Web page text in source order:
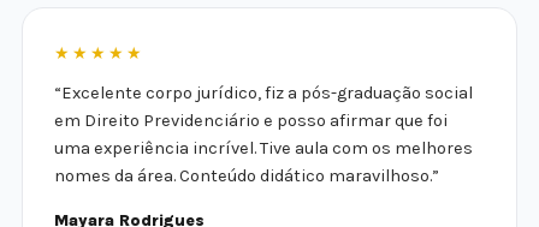
★★★★★
“Excelente corpo jurídico, fiz a pós-graduação social
em Direito Previdenciário e posso afirmar que foi
uma experiência incrível. Tive aula com os melhores
nomes da área. Conteúdo didático maravilhoso.”
Mayara Rodrigues